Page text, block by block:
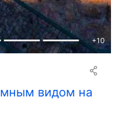
+10
видом на